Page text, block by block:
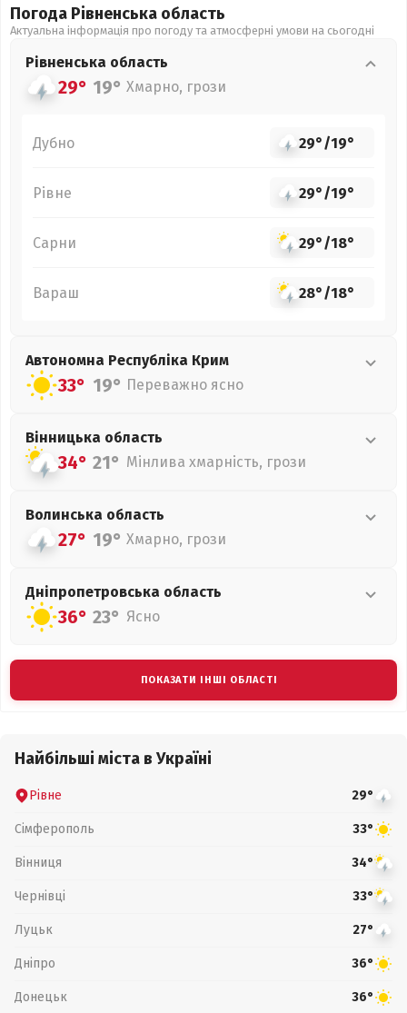
Погода Рівненська область
Актуальна інформація про погоду та атмосферні умови на сьогодні
Рівненська область
29° 19° Хмарно, грози
Дубно 29°/19°
Рівне 29°/19°
Сарни 29°/18°
Вараш 28°/18°
Автономна Республіка Крим
33° 19° Переважно ясно
Вінницька область
34° 21° Мінлива хмарність, грози
Волинська область
27° 19° Хмарно, грози
Дніпропетровська область
36° 23° Ясно
ПОКАЗАТИ ІНШІ ОБЛАСТІ
Найбільші міста в Україні
Рівне 29°
Сімферополь 33°
Вінниця 34°
Чернівці 33°
Луцьк 27°
Дніпро 36°
Донецьк 36°